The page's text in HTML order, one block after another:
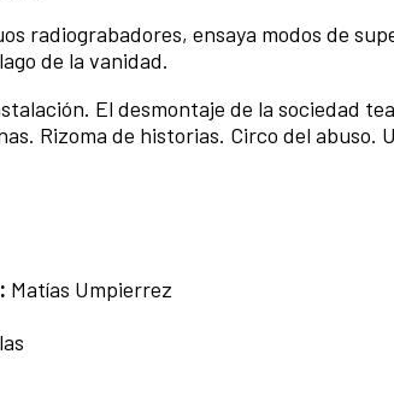
radiograbadores, ensaya modos de
de la vanidad.
El desmontaje de la sociedad
Rizoma de historias. Circo del abuso.
Matías Umpierrez